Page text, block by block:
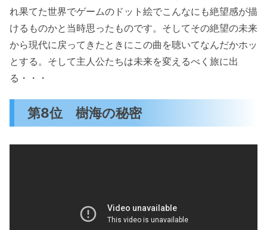
れ果てた世界でゲームのドット絵でこんなにも絶望感が描
けるものかと当時思ったものです。そしてその絶望の未来
から現代に戻ってきたときにこの曲を聴いてなんだかホッ
とする。そして主人公たちは未来を変えるべく旅に出
る・・・
第8位 樹海の秘密